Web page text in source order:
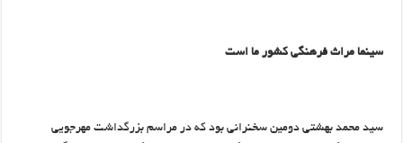
سینما مراث فرهنگی کشور ما است
سید محمد بهشتی دومین سخنرانی بود که در مراسم بزرگداشت مهرجویی